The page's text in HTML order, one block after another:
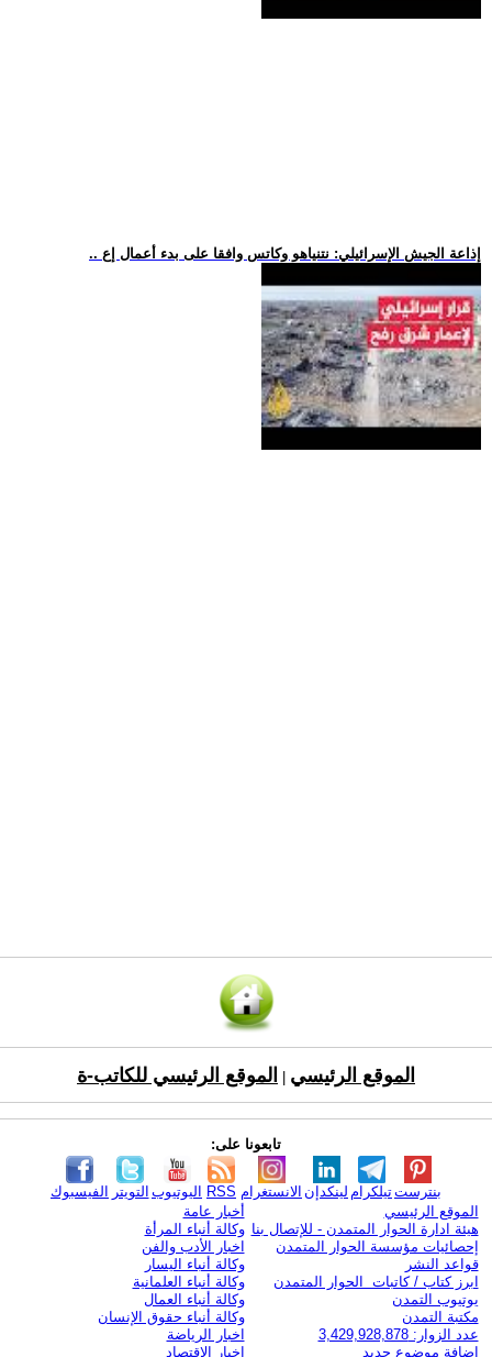
.. إذاعة الجيش الإسرائيلي: نتنياهو وكاتس وافقا على بدء أعمال إع
الموقع الرئيسي الموقع الرئيسي للكاتب-ة
تابعونا على:
الفيسبوك التويتر اليوتيوب RSS الانستغرام لينكدإن تيلكرامبنترست
الموقع الرئيسي
هيئة ادارة الحوار المتمدن - للإتصال بنا
إحصائيات مؤسسة الحوار المتمدن
قواعد النشر
ابرز كتاب / كاتبات الحوار المتمدن
يوتيوب التمدن
مكتبة التمدن
عدد الزوار: 3,429,928,878
اضافة موضوع جديد
أخبار عامة
وكالة أنباء المرأة
اخبار الأدب والفن
وكالة أنباء اليسار
وكالة أنباء العلمانية
وكالة أنباء العمال
وكالة أنباء حقوق الإنسان
اخبار الرياضة
اخبار الاقتصاد